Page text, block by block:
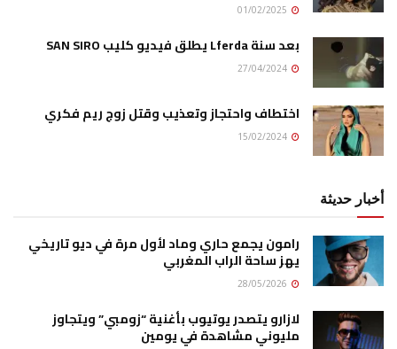
بعد سنة Lferda يطلق فيديو كليب SAN SIRO
اختطاف واحتجاز وتعذيب وقتل زوج ريم فكري
أخبار حديثة
رامون يجمع حاري وماد لأول مرة في ديو تاريخي
يهز ساحة الراب المغربي
لازارو يتصدر يوتيوب بأغنية “زومبي” ويتجاوز
مليوني مشاهدة في يومين